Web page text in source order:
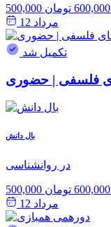
600,000 تومان
مرداد 12
تکمیل شد
بال دانش
در روانشناسی
600,000 تومان
مرداد 12